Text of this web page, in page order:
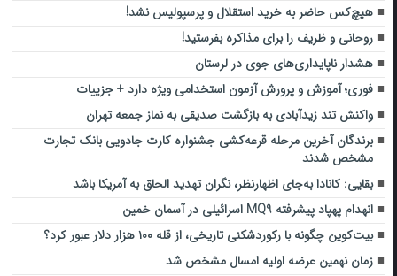
هیچ‌کس حاضر به خرید استقلال و پرسپولیس نشد!
روحانی و ظریف را برای مذاکره بفرستید!
هشدار ناپایداری‌های جوی در لرستان
فوری؛ آموزش و پرورش آزمون استخدامی ویژه دارد + جزییات
واکنش تند زیدآبادی به بازگشت صدیقی به نماز جمعه تهران
برندگان آخرین مرحله قرعه‌کشی جشنواره کارت جادویی بانک تجارت
مشخص شدند
بقایی: کانادا به‌جای اظهارنظر، نگران تهدید الحاق به آمریکا باشد
انهدام پهپاد پیشرفته MQ9 اسرائیلی در آسمان خمین
بیت‌کوین چگونه با رکوردشکنی تاریخی، از قله ۱۰۰ هزار دلار عبور کرد؟
زمان نهمین عرضه اولیه امسال مشخص شد